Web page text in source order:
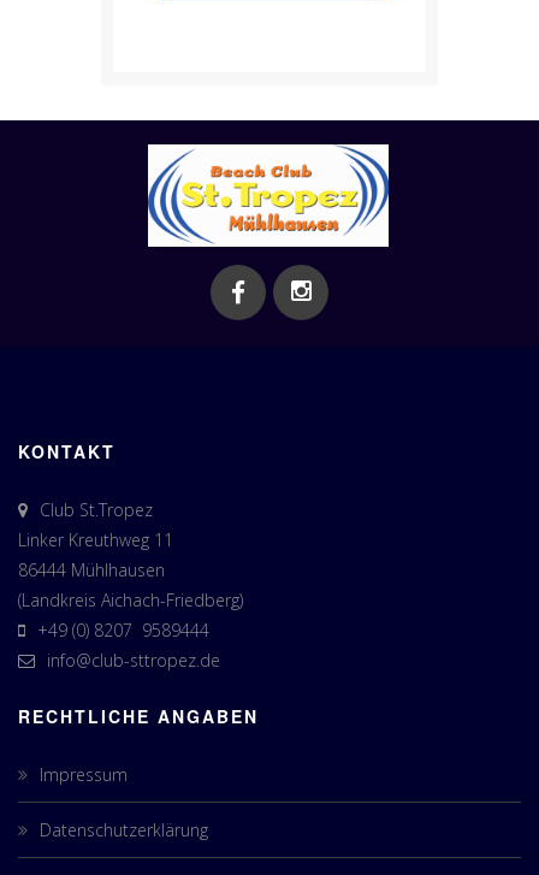
KONTAKT
Club St.Tropez
Linker Kreuthweg 11
86444 Mühlhausen
(Landkreis Aichach-Friedberg)
+49 (0) 8207 9589444
info@club-sttropez.de
RECHTLICHE ANGABEN
Impressum
Datenschutzerklärung